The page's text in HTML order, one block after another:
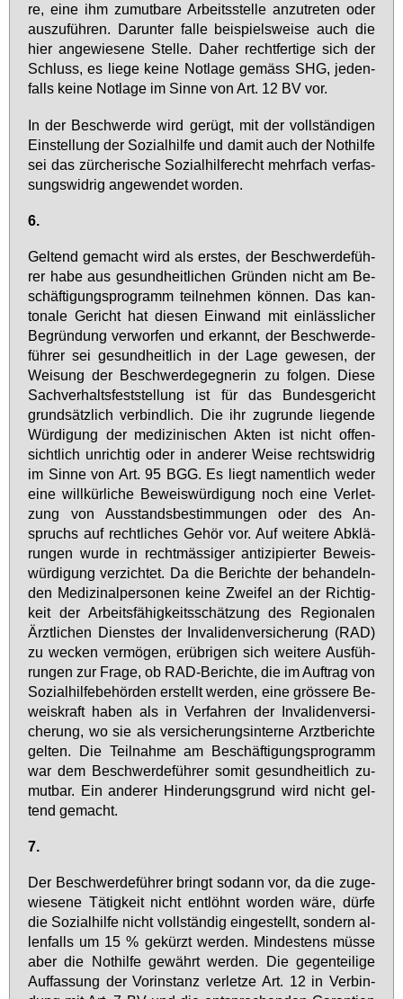
re, ei­ne ihm zu­mut­ba­re Ar­beits­stel­le an­zu­tre­ten oder
aus­zu­füh­ren. Dar­un­ter fal­le bei­spiels­wei­se auch die
hier an­ge­wie­se­ne Stel­le. Da­her recht­fer­ti­ge sich der
Schluss, es lie­ge kei­ne Not­la­ge ge­mäss SHG, je­den­
falls kei­ne Not­la­ge im Sin­ne von Art. 12 BV vor.
In der Be­schwer­de wird ge­rügt, mit der voll­stän­di­gen
Ein­stel­lung der So­zi­al­hil­fe und da­mit auch der Not­hil­fe
sei das zür­che­ri­sche So­zi­al­hil­fe­recht mehr­fach ver­fas­
sungs­wid­rig an­ge­wen­det wor­den.
6.
Gel­tend ge­macht wird als ers­tes, der Be­schwer­de­füh­
rer ha­be aus ge­sund­heit­li­chen Grün­den nicht am Be­
schäf­ti­gungs­pro­gramm teil­neh­men kön­nen. Das kan­
to­na­le Ge­richt hat die­sen Ein­wand mit ein­läss­li­cher
Be­grün­dung ver­wor­fen und er­kannt, der Be­schwer­de­
füh­rer sei ge­sund­heit­lich in der La­ge ge­we­sen, der
Wei­sung der Be­schwer­de­geg­ne­rin zu fol­gen. Die­se
Sach­ver­halts­fest­stel­lung ist für das Bun­des­ge­richt
grund­sätz­lich ver­bind­lich. Die ihr zu­grun­de lie­gen­de
Wür­di­gung der me­di­zi­ni­schen Ak­ten ist nicht of­fen­
sicht­lich un­rich­tig oder in an­de­rer Wei­se rechts­wid­rig
im Sin­ne von Art. 95 BGG. Es liegt na­ment­lich we­der
ei­ne will­kür­li­che Be­weis­wür­di­gung noch ei­ne Ver­let­
zung von Aus­stands­be­stim­mun­gen oder des An­
spruchs auf recht­li­ches Ge­hör vor. Auf wei­te­re Ab­klä­
run­gen wur­de in recht­mäs­si­ger an­ti­zi­pier­ter Be­weis­
wür­di­gung ver­zich­tet. Da die Be­rich­te der be­han­deln­
den Me­di­zi­nal­per­so­nen kei­ne Zwei­fel an der Rich­tig­
keit der Ar­beits­fä­hig­keits­schät­zung des Re­gio­na­len
Ärzt­li­chen Diens­tes der In­va­li­den­ver­si­che­rung (RAD)
zu we­cken ver­mö­gen, er­üb­ri­gen sich wei­te­re Aus­füh­
run­gen zur Fra­ge, ob RAD-Be­rich­te, die im Auf­trag von
So­zi­al­hil­fe­be­hör­den er­stellt wer­den, ei­ne grös­se­re Be­
weis­kraft ha­ben als in Ver­fah­ren der In­va­li­den­ver­si­
che­rung, wo sie als ver­si­che­rungs­in­ter­ne Arzt­be­rich­te
gel­ten. Die Teil­nah­me am Be­schäf­ti­gungs­pro­gramm
war dem Be­schwer­de­füh­rer so­mit ge­sund­heit­lich zu­
mut­bar. Ein an­de­rer Hin­de­rungs­grund wird nicht gel­
tend ge­macht.
7.
Der Be­schwer­de­füh­rer bringt so­dann vor, da die zu­ge­
wie­se­ne Tä­tig­keit nicht ent­löhnt wor­den wä­re, dür­fe
die So­zi­al­hil­fe nicht voll­stän­dig ein­ge­stellt, son­dern al­
len­falls um 15 % ge­kürzt wer­den. Min­des­tens müs­se
aber die Not­hil­fe ge­währt wer­den. Die ge­gen­tei­li­ge
Auf­fas­sung der Vor­in­stanz ver­let­ze Art. 12 in Ver­bin­